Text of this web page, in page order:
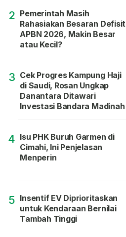
2 Pemerintah Masih
Rahasiakan Besaran Defisit
APBN 2026, Makin Besar
atau Kecil?
3 Cek Progres Kampung Haji
di Saudi, Rosan Ungkap
Danantara Ditawari
Investasi Bandara Madinah
4 Isu PHK Buruh Garmen di
Cimahi, Ini Penjelasan
Menperin
5 Insentif EV Diprioritaskan
untuk Kendaraan Bernilai
Tambah Tinggi